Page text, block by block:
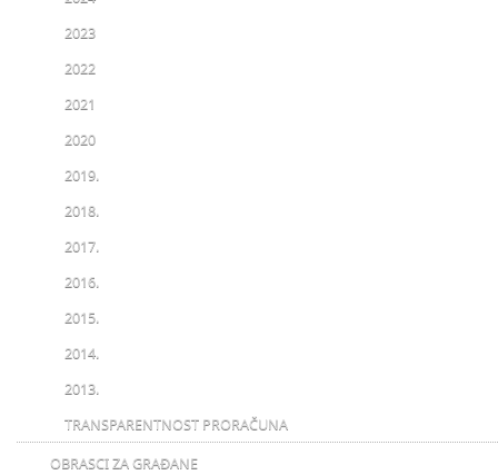
2023
2022
2021
2020
2019.
2018.
2017.
2016.
2015.
2014.
2013.
TRANSPARENTNOST PRORAČUNA
OBRASCI ZA GRAĐANE